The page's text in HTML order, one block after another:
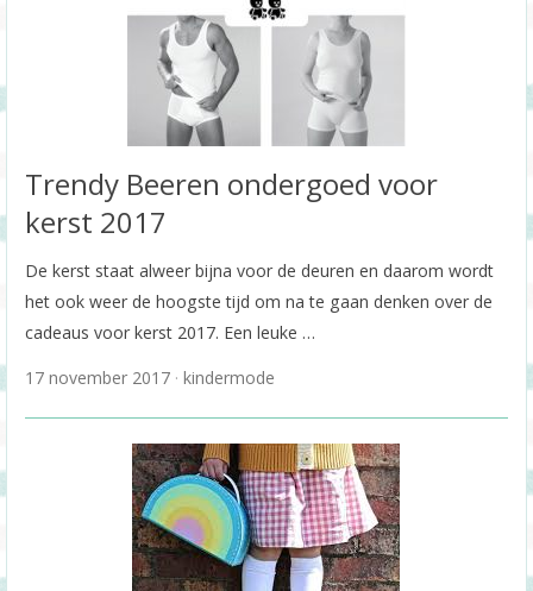
Trendy Beeren ondergoed voor
kerst 2017
De kerst staat alweer bijna voor de deuren en daarom wordt
het ook weer de hoogste tijd om na te gaan denken over de
cadeaus voor kerst 2017. Een leuke …
17 november 2017 kindermode